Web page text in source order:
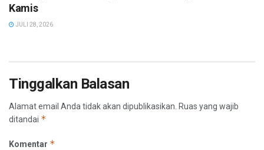
Kamis
JULI 28, 2026
Tinggalkan Balasan
Alamat email Anda tidak akan dipublikasikan. Ruas yang wajib
ditandai *
Komentar *